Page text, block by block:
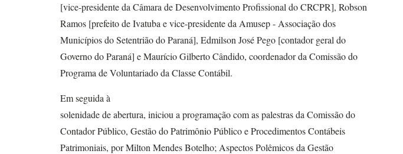
[vice-presidente da Câmara de Desenvolvimento Profissional do CRCPR], Robson
Ramos [prefeito de Ivatuba e vice-presidente da Amusep - Associação dos
Municípios do Setentrião do Paraná], Edmilson José Pego [contador geral do
Governo do Paraná] e Maurício Gilberto Cândido, coordenador da Comissão do
Programa de Voluntariado da Classe Contábil.
Em seguida à
solenidade de abertura, iniciou a programação com as palestras da Comissão do
Contador Público, Gestão do Patrimônio Público e Procedimentos Contábeis
Patrimoniais, por Milton Mendes Botelho; Aspectos Polêmicos da Gestão